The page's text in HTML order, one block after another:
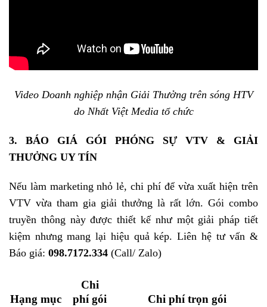
Video Doanh nghiệp nhận Giải Thưởng trên sóng HTV
do Nhất Việt Media tổ chức
3. BÁO GIÁ GÓI PHÓNG SỰ VTV & GIẢI
THƯỞNG UY TÍN
Nếu làm marketing nhỏ lẻ, chi phí để vừa xuất hiện trên
VTV vừa tham gia giải thưởng là rất lớn. Gói combo
truyền thông này được thiết kế như một giải pháp tiết
kiệm nhưng mang lại hiệu quả kép. Liên hệ tư vấn &
Báo giá: 098.7172.334 (Call/ Zalo)
Hạng mục
Chi
phí gói
Chi phí trọn gói